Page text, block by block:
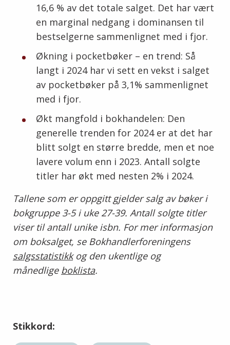
16,6 % av det totale salget. Det har vært
en marginal nedgang i dominansen til
bestselgerne sammenlignet med i fjor.
Økning i pocketbøker – en trend: Så
langt i 2024 har vi sett en vekst i salget
av pocketbøker på 3,1% sammenlignet
med i fjor.
Økt mangfold i bokhandelen: Den
generelle trenden for 2024 er at det har
blitt solgt en større bredde, men et noe
lavere volum enn i 2023. Antall solgte
titler har økt med nesten 2% i 2024.
Tallene som er oppgitt gjelder salg av bøker i
bokgruppe 3-5 i uke 27-39. Antall solgte titler
viser til antall unike isbn. For mer informasjon
om boksalget, se Bokhandlerforeningens
salgsstatistikkog den ukentlige og
månedlige boklista.
Stikkord: